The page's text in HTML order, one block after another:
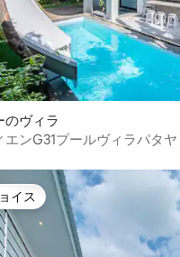
のヴィラ
エンG31プールヴィラパタヤ
イス
イス